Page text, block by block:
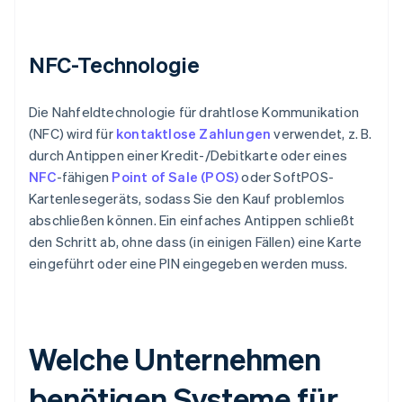
NFC-Technologie
Die Nahfeldtechnologie für drahtlose Kommunikation
(NFC) wird für kontaktlose Zahlungen verwendet, z. B.
durch Antippen einer Kredit-/Debitkarte oder eines
NFC-fähigen Point of Sale (POS)oder SoftPOS-
Kartenlesegeräts, sodass Sie den Kauf problemlos
abschließen können. Ein einfaches Antippen schließt
den Schritt ab, ohne dass (in einigen Fällen) eine Karte
eingeführt oder eine PIN eingegeben werden muss.
Welche Unternehmen